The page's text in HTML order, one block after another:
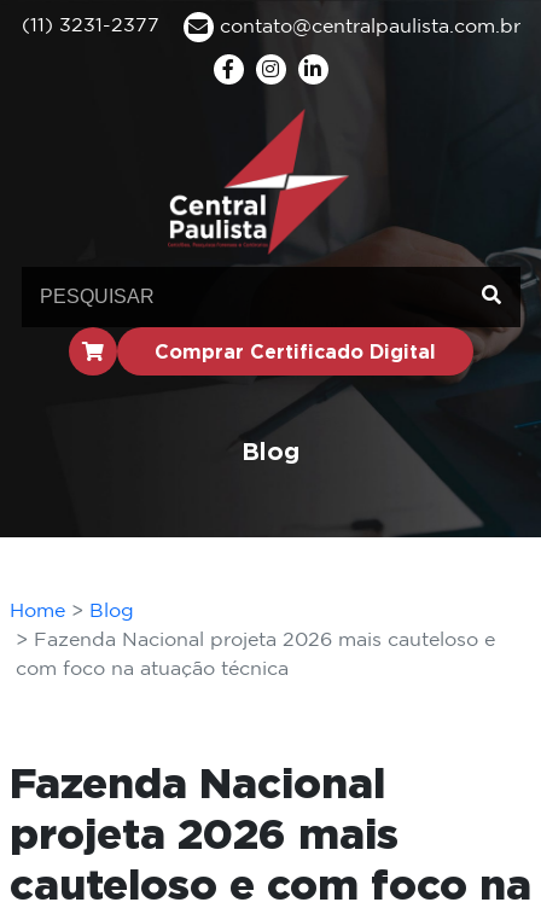
(11) 3231-2377 contato@centralpaulista.com.br
Comprar Certificado Digital
Blog
Home
Blog
Fazenda Nacional projeta 2026 mais cauteloso e
com foco na atuação técnica
Fazenda Nacional
projeta 2026 mais
cauteloso e com foco na